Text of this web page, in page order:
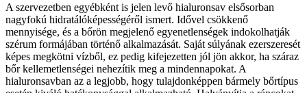
A szervezetben egyébként is jelen levő hialuronsav elsősorban
nagyfokú hidratálóképességéről ismert. Idővel csökkenő
mennyisége, és a bőrön megjelenő egyenetlenségek indokolhatják
szérum formájában történő alkalmazását. Saját súlyának ezerszeresét
képes megkötni vízből, ez pedig kifejezetten jól jön akkor, ha száraz
bőr kellemetlenségei nehezítik meg a mindennapokat. A
hialuronsavban az a legjobb, hogy tulajdonképpen bármely bőrtípus